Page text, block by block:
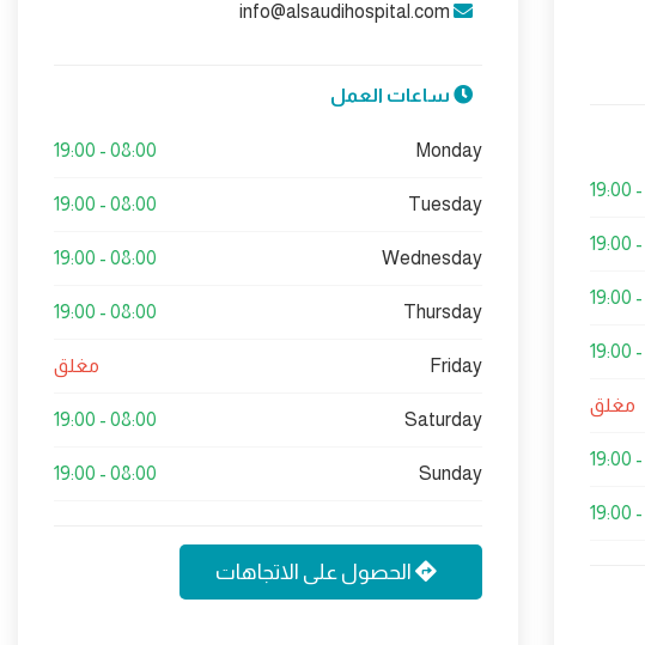
مغلق
info@alsaudihospital.com
ساعات العمل
Monday
08:00 - 19:00
Tuesday
08:00 - 19:00
Wednesday
08:00 - 19:00
Thursday
08:00 - 19:00
Friday مغلق
Saturday
08:00 - 19:00
Sunday
08:00 - 19:00
الحصول على الاتجاهات